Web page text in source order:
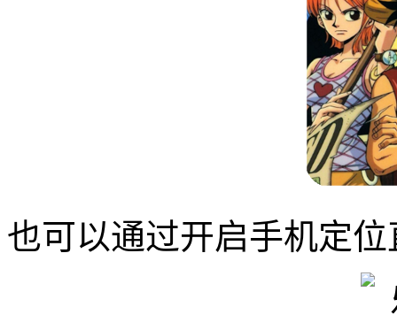
也可以通过开启手机定